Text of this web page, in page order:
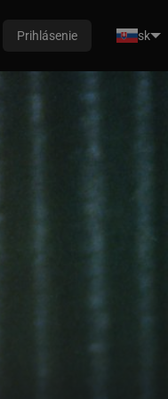
Prihlásenie sk